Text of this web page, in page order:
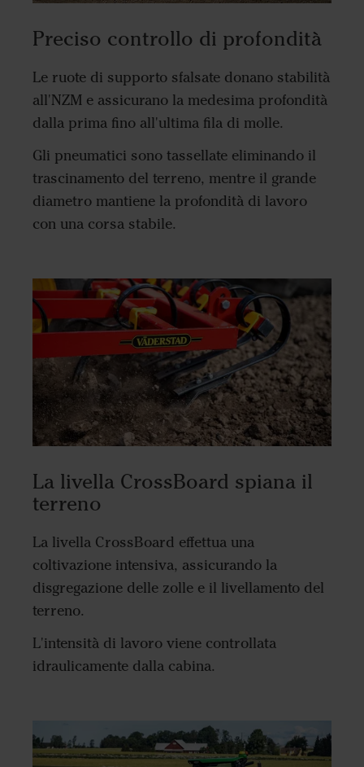
Preciso controllo di profondità
Le ruote di supporto sfalsate donano stabilità
all'NZM e assicurano la medesima profondità
dalla prima fino all'ultima fila di molle.
Gli pneumatici sono tassellate eliminando il
trascinamento del terreno, mentre il grande
diametro mantiene la profondità di lavoro
con una corsa stabile.
La livella CrossBoard spiana il
terreno
La livella CrossBoard effettua una
coltivazione intensiva, assicurando la
disgregazione delle zolle e il livellamento del
terreno.
L'intensità di lavoro viene controllata
idraulicamente dalla cabina.